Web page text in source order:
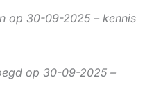
op 30-09-2025 – kennis
op 30-09-2025 –